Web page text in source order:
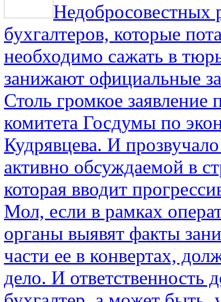
Недобросовестных
бухгалтеров, которые
необходимо сажать в
занижают официальные
Столь громкое заявление
комитета Госдумы по
Кудрявцева. И
активно обсуждаемой в
которая вводит
Мол, если в рамках
органы выявят факты
части ее в конвертах,
дело. И ответственность